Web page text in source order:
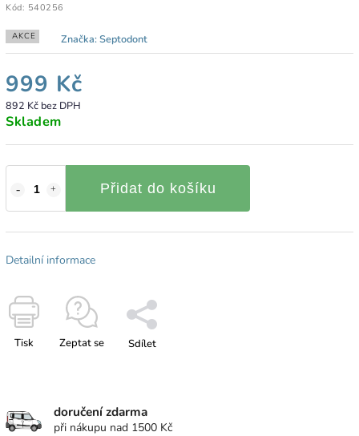
Kód: 540256
AKCE Značka:Septodont
999 Kč
892 Kč bez DPH
Skladem
Přidat do košíku
Detailní informace
Tisk Zeptat se Sdílet
doručení zdarma
při nákupu nad 1500 Kč